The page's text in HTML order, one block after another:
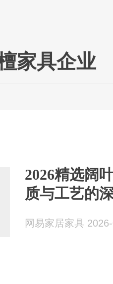
家具企业
2026精选阔
质与工艺的
网易家居家具